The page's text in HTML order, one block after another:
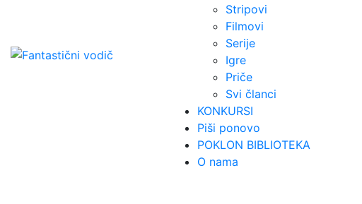
Stripovi
Filmovi
Serije
Igre
Priče
Svi članci
KONKURSI
Piši ponovo
POKLON BIBLIOTEKA
O nama